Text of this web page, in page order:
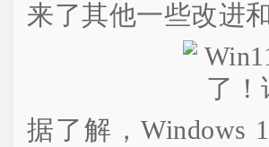
来了其他一些改进
据了解，Windows